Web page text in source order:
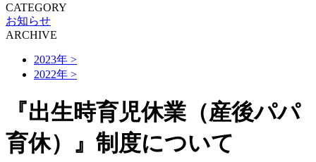
CATEGORY
お知らせ
ARCHIVE
2023年 >
2022年 >
『出生時育児休業（産後パパ
育休）』制度について